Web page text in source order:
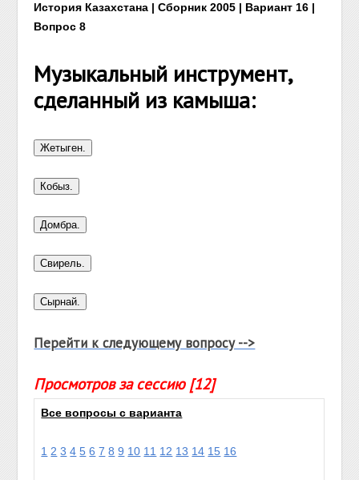
История Казахстана | Сборник 2005 | Вариант 16 |
Вопрос 8
Музыкальный инструмент,
сделанный из камыша:
Перейти к следующему вопросу -->
Просмотров за сессию [12]
Все вопросы с варианта
1 2 3 4 5 6 7 8 9 10 11 12 13 14 15 16